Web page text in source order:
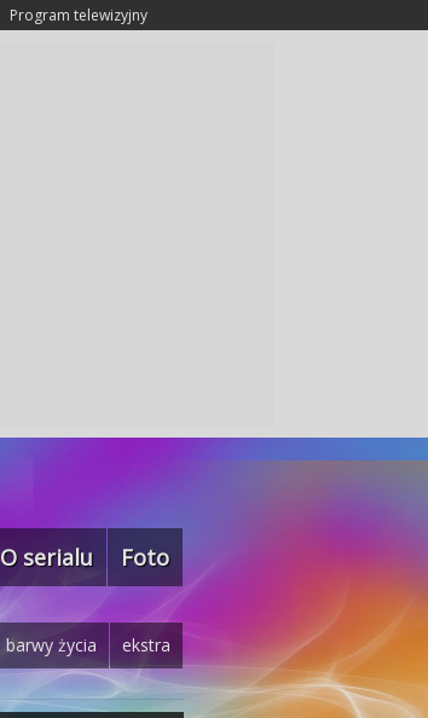
Program telewizyjny
O serialu Foto
ekstra
barwy życia